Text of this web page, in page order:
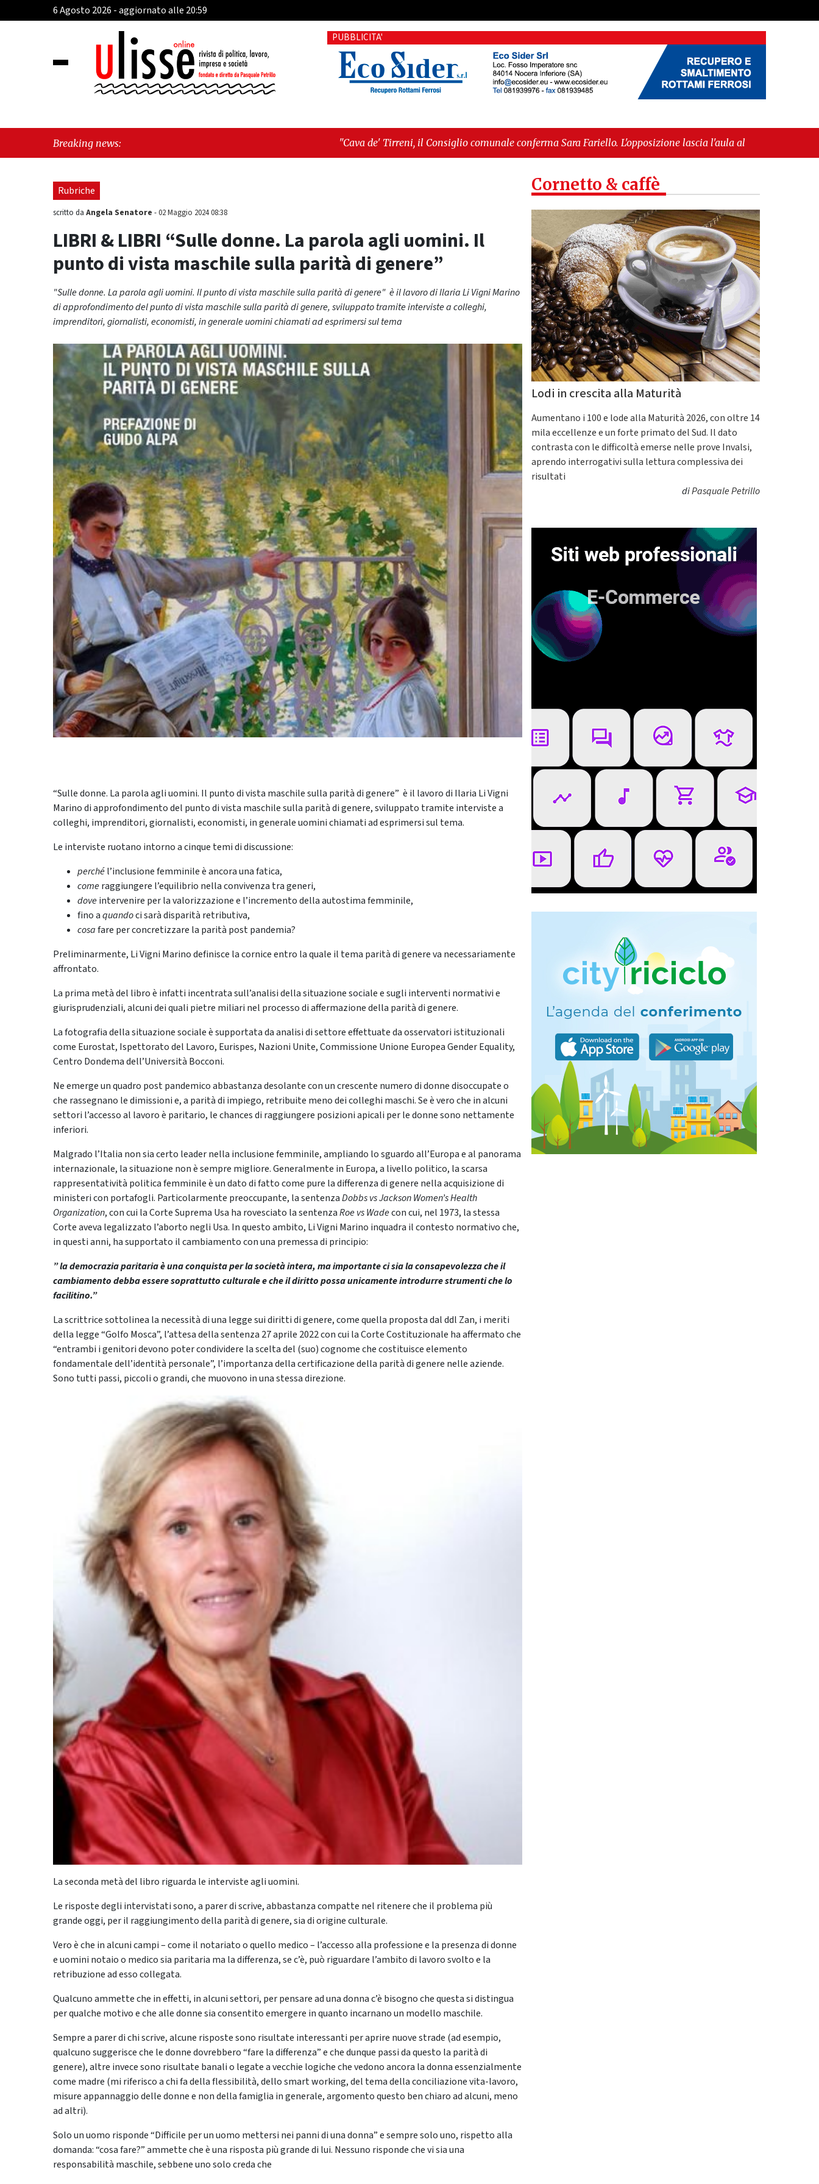
6 Agosto 2026 - aggiornato alle 20:59
PUBBLICITA'
Breaking news: "Cava de' Tirreni, il Consiglio comunale conferma Sara Fariello. L'opposizione lascia l'aula al momento del voto" -"Vietri sul
Mare, giornata storica: la ceramica ammessa alla fase europea per l’IGP"
Rubriche
scritto da Angela Senatore -02 Maggio 2024 08:38
LIBRI & LIBRI “Sulle donne. La parola agli uomini. Il
punto di vista maschile sulla parità di genere”
"Sulle donne. La parola agli uomini. Il punto di vista maschile sulla parità di genere" è il lavoro di Ilaria Li Vigni Marino
di approfondimento del punto di vista maschile sulla parità di genere, sviluppato tramite interviste a colleghi,
imprenditori, giornalisti, economisti, in generale uomini chiamati ad esprimersi sul tema
“Sulle donne. La parola agli uomini. Il punto di vista maschile sulla parità di genere” è il lavoro di Ilaria Li Vigni
Marino di approfondimento del punto di vista maschile sulla parità di genere, sviluppato tramite interviste a
colleghi, imprenditori, giornalisti, economisti, in generale uomini chiamati ad esprimersi sul tema.
Le interviste ruotano intorno a cinque temi di discussione:
perchél’inclusione femminile è ancora una fatica,
comeraggiungere l’equilibrio nella convivenza tra generi,
doveintervenire per la valorizzazione e l’incremento della autostima femminile,
fino aquandoci sarà disparità retributiva,
cosafare per concretizzare la parità post pandemia?
Preliminarmente, Li Vigni Marino definisce la cornice entro la quale il tema parità di genere va necessariamente
affrontato.
La prima metà del libro è infatti incentrata sull’analisi della situazione sociale e sugli interventi normativi e
giurisprudenziali, alcuni dei quali pietre miliari nel processo di affermazione della parità di genere.
La fotografia della situazione sociale è supportata da analisi di settore effettuate da osservatori istituzionali
come Eurostat, Ispettorato del Lavoro, Eurispes, Nazioni Unite, Commissione Unione Europea Gender Equality,
Centro Dondema dell’Università Bocconi.
Ne emerge un quadro post pandemico abbastanza desolante con un crescente numero di donne disoccupate o
che rassegnano le dimissioni e, a parità di impiego, retribuite meno dei colleghi maschi. Se è vero che in alcuni
settori l’accesso al lavoro è paritario, le chances di raggiungere posizioni apicali per le donne sono nettamente
inferiori.
Malgrado l’Italia non sia certo leader nella inclusione femminile, ampliando lo sguardo all’Europa e al panorama
internazionale, la situazione non è sempre migliore. Generalmente in Europa, a livello politico, la scarsa
rappresentatività politica femminile è un dato di fatto come pure la differenza di genere nella acquisizione di
ministeri con portafogli. Particolarmente preoccupante, la sentenzaDobbs vs Jackson Women’s Health
Organization, con cui la Corte Suprema Usa ha rovesciato la sentenzaRoe vs Wadecon cui, nel 1973, la stessa
Corte aveva legalizzato l’aborto negli Usa. In questo ambito, Li Vigni Marino inquadra il contesto normativo che,
in questi anni, ha supportato il cambiamento con una premessa di principio:
” la democrazia paritaria è una conquista per la società intera, ma importante ci sia la consapevolezza che il
cambiamento debba essere soprattutto culturale e che il diritto possa unicamente introdurre strumenti che lo
facilitino.”
La scrittrice sottolinea la necessità di una legge sui diritti di genere, come quella proposta dal ddl Zan, i meriti
della legge “Golfo Mosca”, l’attesa della sentenza 27 aprile 2022 con cui la Corte Costituzionale ha affermato che
“entrambi i genitori devono poter condividere la scelta del (suo) cognome che costituisce elemento
fondamentale dell’identità personale”, l’importanza della certificazione della parità di genere nelle aziende.
Sono tutti passi, piccoli o grandi, che muovono in una stessa direzione.
La seconda metà del libro riguarda le interviste agli uomini.
Le risposte degli intervistati sono, a parer di scrive, abbastanza compatte nel ritenere che il problema più
grande oggi, per il raggiungimento della parità di genere, sia di origine culturale.
Vero è che in alcuni campi – come il notariato o quello medico – l’accesso alla professione e la presenza di donne
e uomini notaio o medico sia paritaria ma la differenza, se c’è, può riguardare l’ambito di lavoro svolto e la
retribuzione ad esso collegata.
Qualcuno ammette che in effetti, in alcuni settori, per pensare ad una donna c’è bisogno che questa si distingua
per qualche motivo e che alle donne sia consentito emergere in quanto incarnano un modello maschile.
Sempre a parer di chi scrive, alcune risposte sono risultate interessanti per aprire nuove strade (ad esempio,
qualcuno suggerisce che le donne dovrebbero “fare la differenza” e che dunque passi da questo la parità di
genere), altre invece sono risultate banali o legate a vecchie logiche che vedono ancora la donna essenzialmente
come madre (mi riferisco a chi fa della flessibilità, dello smart working, del tema della conciliazione vita-lavoro,
misure appannaggio delle donne e non della famiglia in generale, argomento questo ben chiaro ad alcuni, meno
ad altri).
Solo un uomo risponde “Difficile per un uomo mettersi nei panni di una donna” e sempre solo uno, rispetto alla
domanda: “cosa fare?” ammette che è una risposta più grande di lui. Nessuno risponde che vi sia una
responsabilità maschile, sebbene uno solo creda che
Cornetto & caffè
Lodi in crescita alla Maturità
Aumentano i 100 e lode alla Maturità 2026, con oltre 14
mila eccellenze e un forte primato del Sud. Il dato
contrasta con le difficoltà emerse nelle prove Invalsi,
aprendo interrogativi sulla lettura complessiva dei
risultati
diPasquale Petrillo